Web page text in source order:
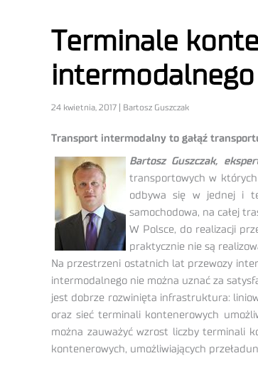
Terminale
intermodalnego
24 kwietnia, 2017 | Bartosz Guszczak
Transport intermodalny to gałąź
Bartosz Guszczak,
transportowych w których
odbywa się w jednej i
samochodowa, na całej
W Polsce, do realizacji
praktycznie nie są
Na przestrzeni ostatnich lat przewozy
intermodalnego nie można uznać za
jest dobrze rozwinięta infrastruktura:
oraz sieć terminali kontenerowych
można zauważyć wzrost liczby terminali
kontenerowych, umożliwiających